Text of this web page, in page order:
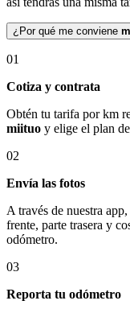
¿Por qué me conviene
01
Cotiza y contrata
Obtén tu tarifa por km
miituo y elige el plan
02
Envía las fotos
A través de nuestra
frente, parte trasera y
odómetro.
03
Reporta tu odómetro